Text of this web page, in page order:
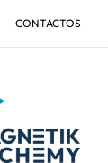
CONTACTOS